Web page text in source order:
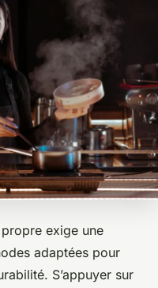
exige une
adaptées pour
S’appuyer sur